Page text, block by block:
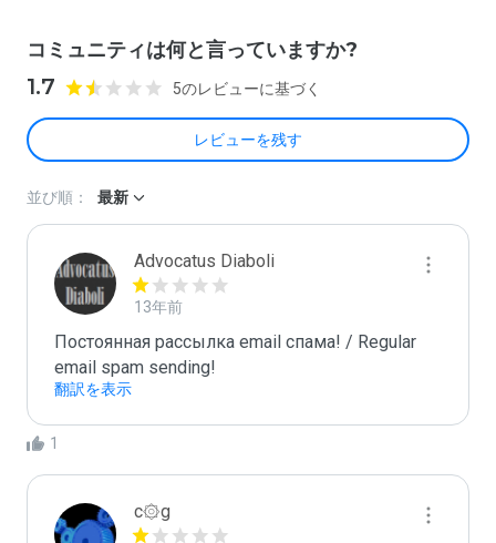
コミュニティは何と言っていますか?
1.7 5のレビューに基づく
レビューを残す
並び順： 最新
Advocatus Diaboli
13年前
Постоянная рассылка email спама! / Regular
email spam sending!
翻訳を表示
1
c۞g